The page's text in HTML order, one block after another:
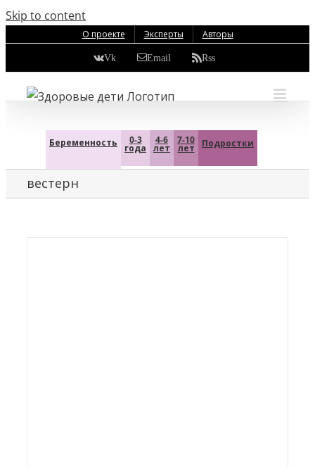
Skip to content
О проекте Эксперты Авторы
Vk Email Rss
Беременность 0-3
года
4-6
лет
7-10
лет Подростки
вестерн